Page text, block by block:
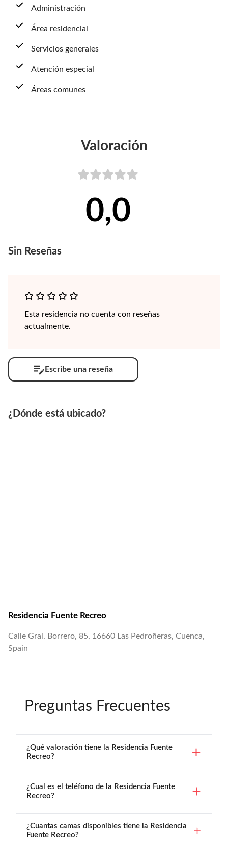
Administración
Área residencial
Servicios generales
Atención especial
Áreas comunes
Valoración
0,0
Sin Reseñas
Esta residencia no cuenta con reseñas
actualmente.
Escribe una reseña
¿Dónde está ubicado?
Residencia Fuente Recreo
Calle Gral. Borrero, 85, 16660 Las Pedroñeras, Cuenca,
Spain
Preguntas Frecuentes
¿Qué valoración tiene la Residencia Fuente
Recreo?
¿Cual es el teléfono de la Residencia Fuente
Recreo?
¿Cuantas camas disponibles tiene la Residencia
Fuente Recreo?